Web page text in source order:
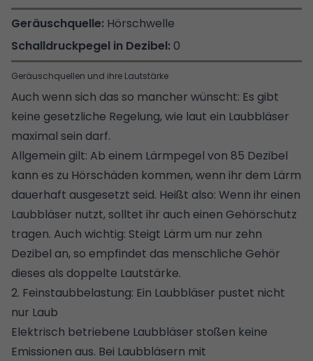
Hörschwelle
0
Geräuschquellen und ihre Lautstärke
Auch wenn sich das so mancher wünscht: Es gibt
keine gesetzliche Regelung, wie laut ein Laubbläser
maximal sein darf.
Allgemein gilt: Ab einem Lärmpegel von 85 Dezibel
kann es zu Hörschäden kommen, wenn ihr dem Lärm
dauerhaft ausgesetzt seid. Heißt also: Wenn ihr einen
Laubbläser nutzt, solltet ihr auch einen Gehörschutz
tragen. Auch wichtig: Steigt Lärm um nur zehn
Dezibel an, so empfindet das menschliche Gehör
dieses als doppelte Lautstärke.
2. Feinstaubbelastung: Ein Laubbläser pustet nicht
nur Laub
Elektrisch betriebene Laubbläser stoßen keine
Emissionen aus. Bei Laubbläsern mit